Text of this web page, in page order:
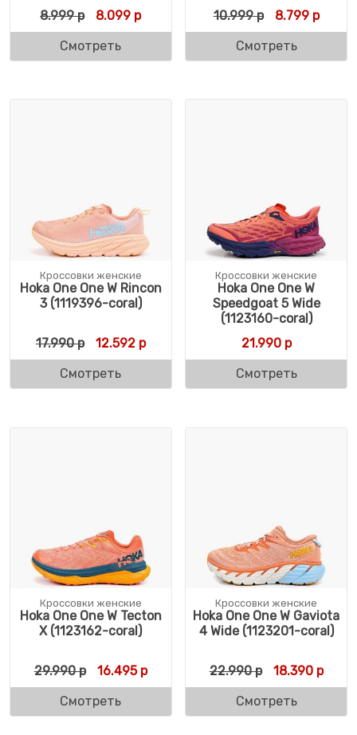
8.999р Первоначальная цена составляла 8.999
8.099 рТекущая цена: 8.099 р.
Смотреть
10.999р 8.799р
Смотреть
Кроссовки женские
Hoka One One W Rincon
3 (1119396-coral)
17.990р Первоначальная цена составляла 17.990
12.592рТекущая цена: 12.592 р.
Смотреть
Кроссовки женские
Hoka One One W
Speedgoat 5 Wide
(1123160-coral)
21.990р
Смотреть
Кроссовки женские
Hoka One One W Tecton
X (1123162-coral)
29.990р Первоначальная цена составляла 29.990
16.495рТекущая цена: 16.495 р.
Смотреть
Кроссовки женские
Hoka One One W Gaviota
4 Wide (1123201-coral)
22.990р 18.390р
Смотреть